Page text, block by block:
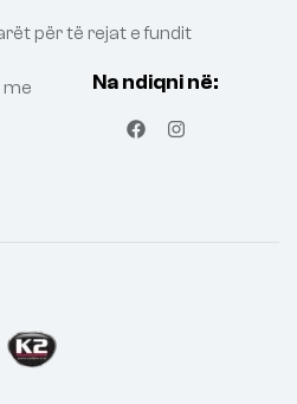
për të rejat e fundit
me
Na ndiqni në: